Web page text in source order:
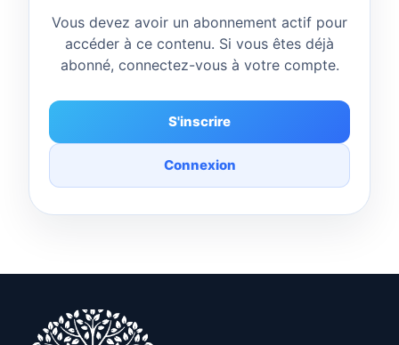
Vous devez avoir un abonnement actif pour
accéder à ce contenu. Si vous êtes déjà
abonné, connectez-vous à votre compte.
S'inscrire
Connexion